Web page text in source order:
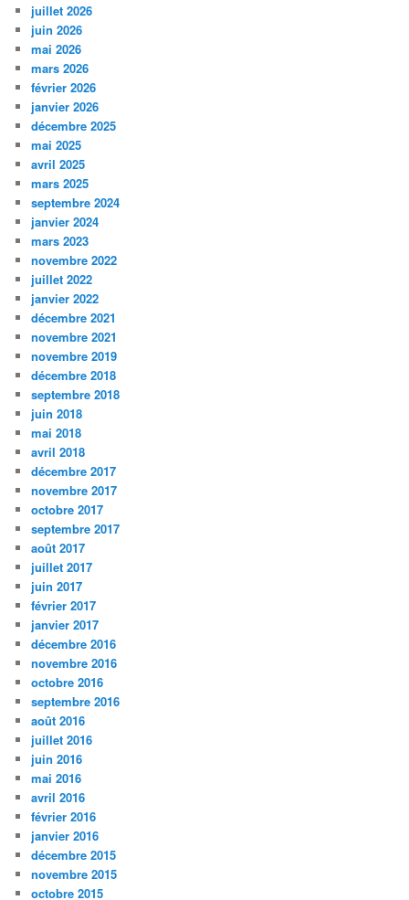
juillet 2026
juin 2026
mai 2026
mars 2026
février 2026
janvier 2026
décembre 2025
mai 2025
avril 2025
mars 2025
septembre 2024
janvier 2024
mars 2023
novembre 2022
juillet 2022
janvier 2022
décembre 2021
novembre 2021
novembre 2019
décembre 2018
septembre 2018
juin 2018
mai 2018
avril 2018
décembre 2017
novembre 2017
octobre 2017
septembre 2017
août 2017
juillet 2017
juin 2017
février 2017
janvier 2017
décembre 2016
novembre 2016
octobre 2016
septembre 2016
août 2016
juillet 2016
juin 2016
mai 2016
avril 2016
février 2016
janvier 2016
décembre 2015
novembre 2015
octobre 2015